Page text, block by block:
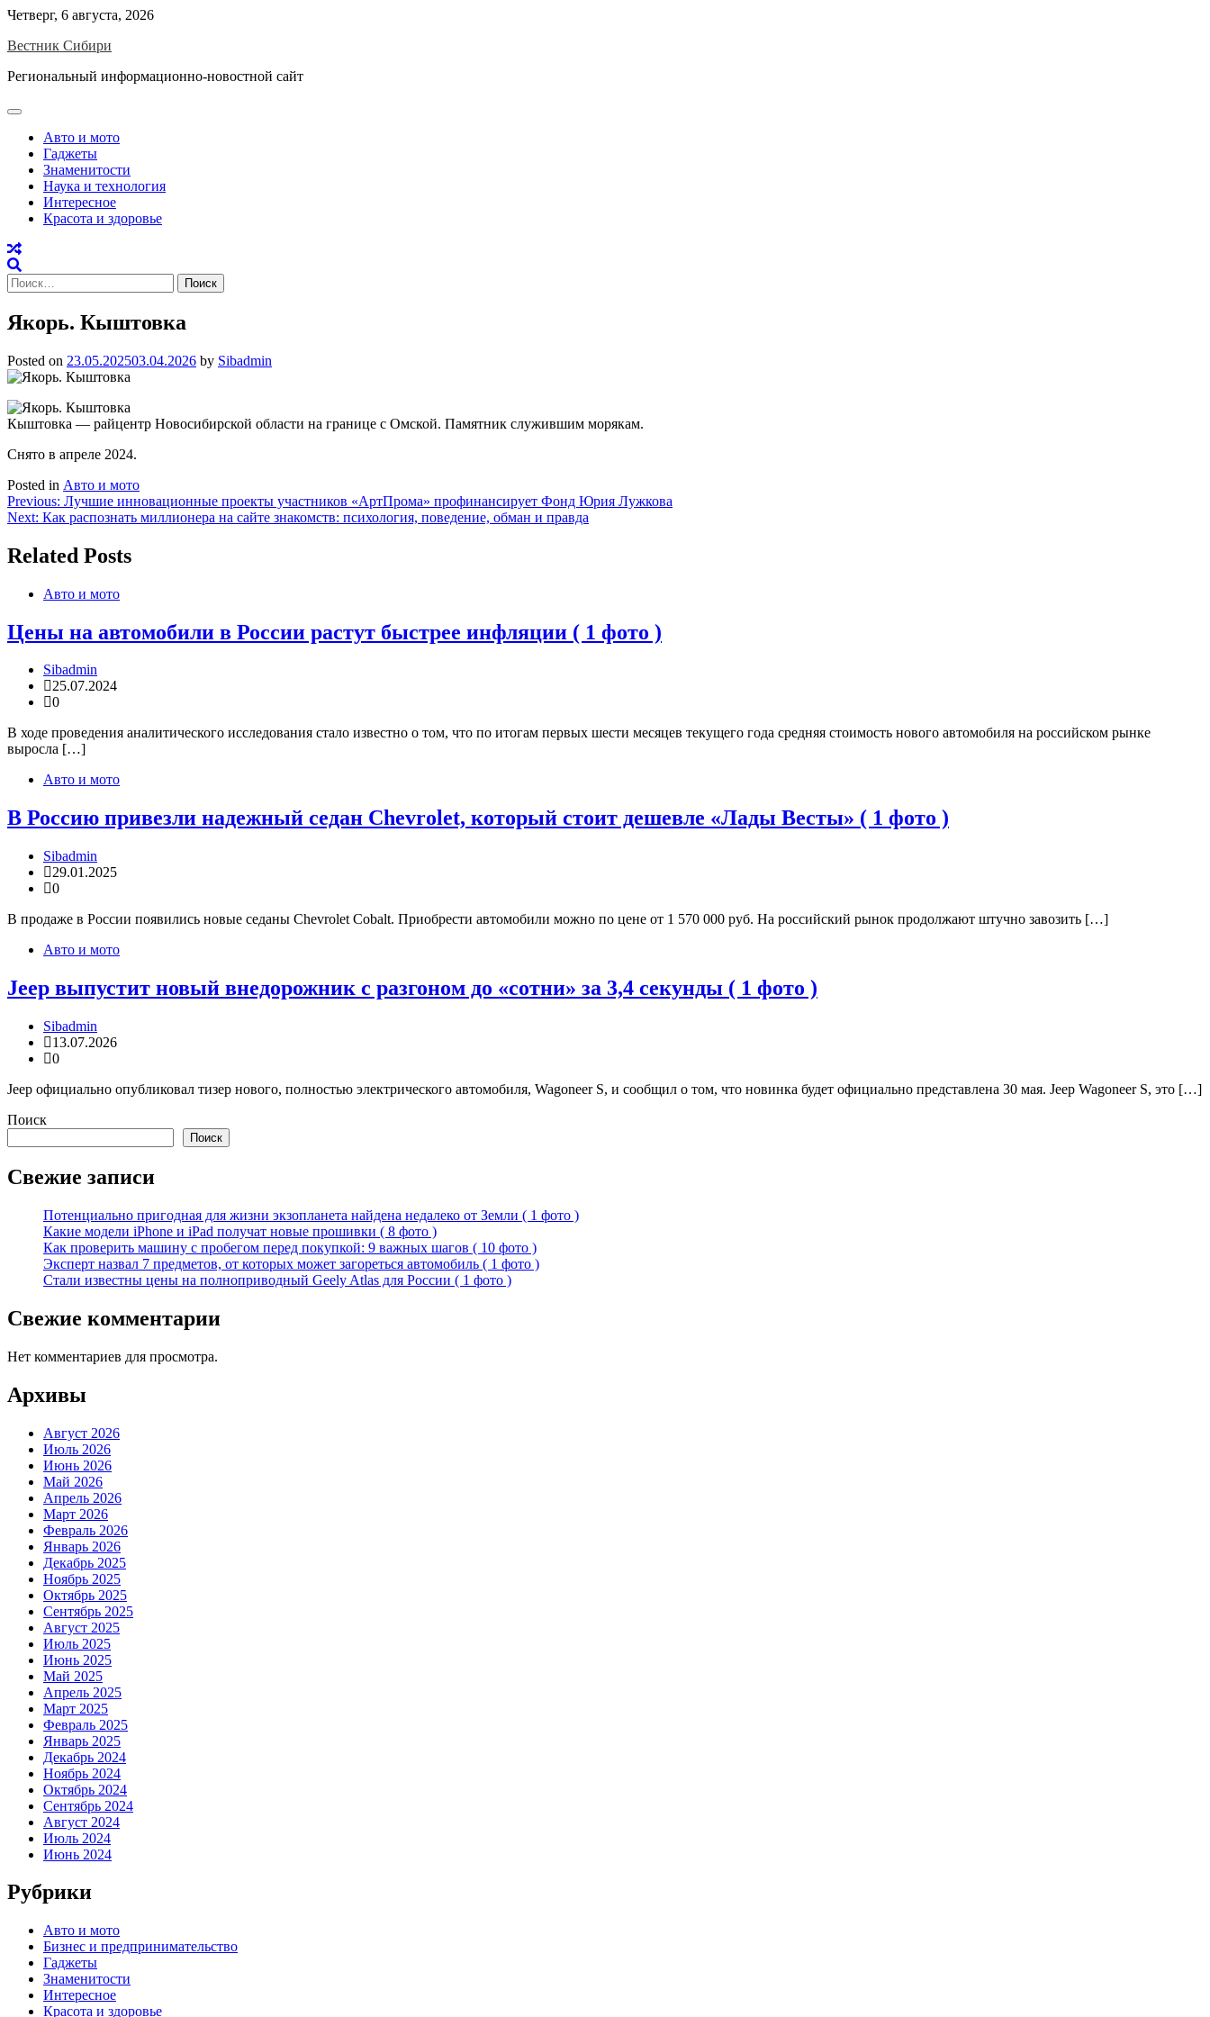
Skip
content
Четверг, 6 августа, 2026
Вестник Сибири
Региональный информационно-новостной сайт
Авто и мото
Гаджеты
Знаменитости
Наука и технология
Интересное
Красота и здоровье
Найти:
Якорь. Кыштовка
Posted on 23.05.202503.04.2026 by Sibadmin
Кыштовка — райцентр Новосибирской области на границе с Омской. Памятник служившим морякам.
Снято в апреле 2024.
Posted in Авто и мото
Навигация
по
записям
Previous: Лучшие инновационные проекты участников «АртПрома» профинансирует Фонд Юрия Лужкова
Next: Как распознать миллионера на сайте знакомств: психология, поведение, обман и правда
Related Posts
Авто и мото
Цены на автомобили в России растут быстрее инфляции ( 1 фото )
Sibadmin
25.07.2024
0
В ходе проведения аналитического исследования стало известно о том, что по итогам первых шести месяцев текущего года средняя стоимость нового автомобиля на российском рынке
выросла […]
Авто и мото
В Россию привезли надежный седан Chevrolet, который стоит дешевле «Лады Весты» ( 1 фото )
Sibadmin
29.01.2025
0
В продаже в России появились новые седаны Chevrolet Cobalt. Приобрести автомобили можно по цене от 1 570 000 руб. На российский рынок продолжают штучно завозить […]
Авто и мото
Jeep выпустит новый внедорожник с разгоном до «сотни» за 3,4 секунды ( 1 фото )
Sibadmin
13.07.2026
0
Jeep официально опубликовал тизер нового, полностью электрического автомобиля, Wagoneer S, и сообщил о том, что новинка будет официально представлена 30 мая. Jeep Wagoneer S, это […]
Поиск
Поиск
Свежие записи
Потенциально пригодная для жизни экзопланета найдена недалеко от Земли ( 1 фото )
Какие модели iPhone и iPad получат новые прошивки ( 8 фото )
Как проверить машину с пробегом перед покупкой: 9 важных шагов ( 10 фото )
Эксперт назвал 7 предметов, от которых может загореться автомобиль ( 1 фото )
Стали известны цены на полноприводный Geely Atlas для России ( 1 фото )
Свежие комментарии
Нет комментариев для просмотра.
Архивы
Август 2026
Июль 2026
Июнь 2026
Май 2026
Апрель 2026
Март 2026
Февраль 2026
Январь 2026
Декабрь 2025
Ноябрь 2025
Октябрь 2025
Сентябрь 2025
Август 2025
Июль 2025
Июнь 2025
Май 2025
Апрель 2025
Март 2025
Февраль 2025
Январь 2025
Декабрь 2024
Ноябрь 2024
Октябрь 2024
Сентябрь 2024
Август 2024
Июль 2024
Июнь 2024
Рубрики
Авто и мото
Бизнес и предпринимательство
Гаджеты
Знаменитости
Интересное
Красота и здоровье